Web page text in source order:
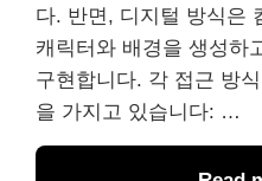
다. 반면, 디지털 방식은
캐릭터와 배경을 생성하
구현합니다. 각 접근 방
을 가지고 있습니다: …